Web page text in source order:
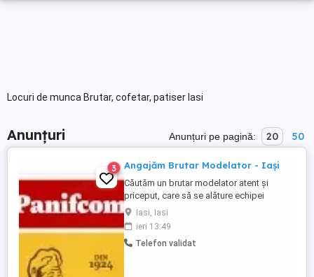
Locuri de munca Brutar, cofetar, patiser Iasi
Anunțuri Anunțuri pe pagină: 20 50
3 Angajăm Brutar Modelator - Iași
Căutăm un brutar modelator atent și
priceput, care să se alăture echipei
noastre din secția de producție! Dacă ai
experiență în modelarea aluatului, ești
îndemânatic, organizat și pasionat de
produsele de panificație bine făcute, vrem
Iasi, Iasi
ieri 13:49
Telefon validat